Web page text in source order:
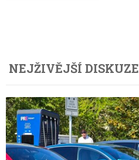
NEJŽIVĚJŠÍ DISKUZE